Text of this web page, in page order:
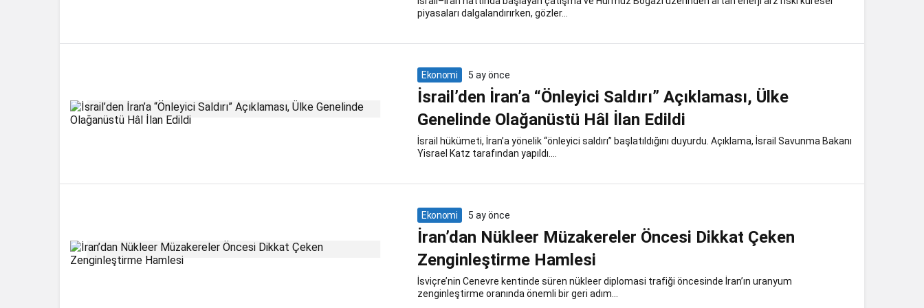
piyasaları dalgalandırırken, gözler...
Ekonomi 5 ay önce
İsrail’den İran’a “Önleyici Saldırı” Açıklaması, Ülke
Genelinde Olağanüstü Hâl İlan Edildi
İsrail hükümeti, İran’a yönelik “önleyici saldırı” başlatıldığını duyurdu. Açıklama, İsrail Savunma Bakanı
Yisrael Katz tarafından yapıldı....
Ekonomi 5 ay önce
İran’dan Nükleer Müzakereler Öncesi Dikkat Çeken
Zenginleştirme Hamlesi
İsviçre’nin Cenevre kentinde süren nükleer diplomasi trafiği öncesinde İran’ın uranyum
zenginleştirme oranında önemli bir geri adım...